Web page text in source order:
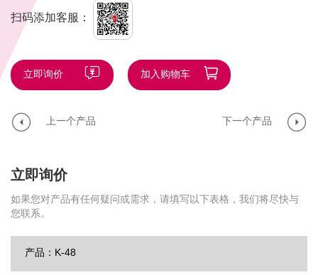
扫码添加客服：
立即询价 加入购物车
上一个产品 下一个产品
立即询价
如果您对产品有任何疑问或需求，请填写以下表格，我们将尽快与
您联系。